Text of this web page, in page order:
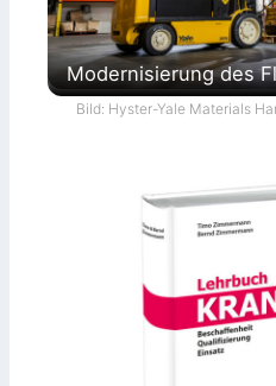
Modernisierung des
Bild: Hyster-Yale Materials